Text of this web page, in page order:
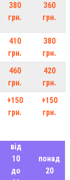
380
грн.
360
грн.
410
грн.
380
грн.
460
грн.
420
грн.
+150
грн.
+150
грн.
від
10
до
понад
20